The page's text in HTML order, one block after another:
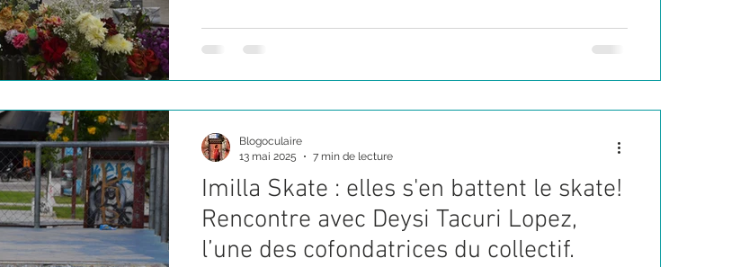
Imilla Skate : elles s'en battent le skate!
Rencontre avec Deysi Tacuri Lopez,
l’une des cofondatrices du collectif.
Blogoculaire
13 mai 2025
7 min de lecture